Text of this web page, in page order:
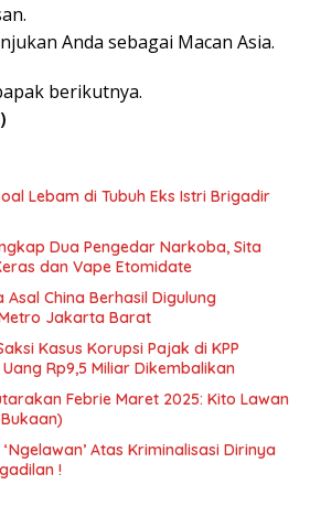
Anda sebagai Macan Asia.
berikutnya.
Lebam di Tubuh Eks Istri Brigadir
Dua Pengedar Narkoba, Sita
dan Vape Etomidate
China Berhasil Digulung
Jakarta Barat
Kasus Korupsi Pajak di KPP
Rp9,5 Miliar Dikembalikan
Febrie Maret 2025: Kito Lawan
Atas Kriminalisasi Dirinya
!